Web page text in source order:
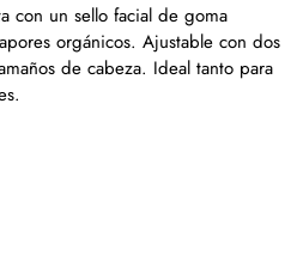
con un sello facial de goma
orgánicos. Ajustable con dos
de cabeza. Ideal tanto para